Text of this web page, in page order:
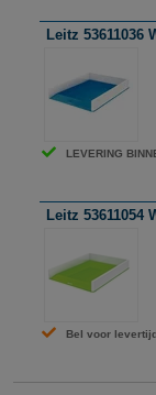
Leitz 53611036
LEVERING
Leitz 53611054
Bel voor